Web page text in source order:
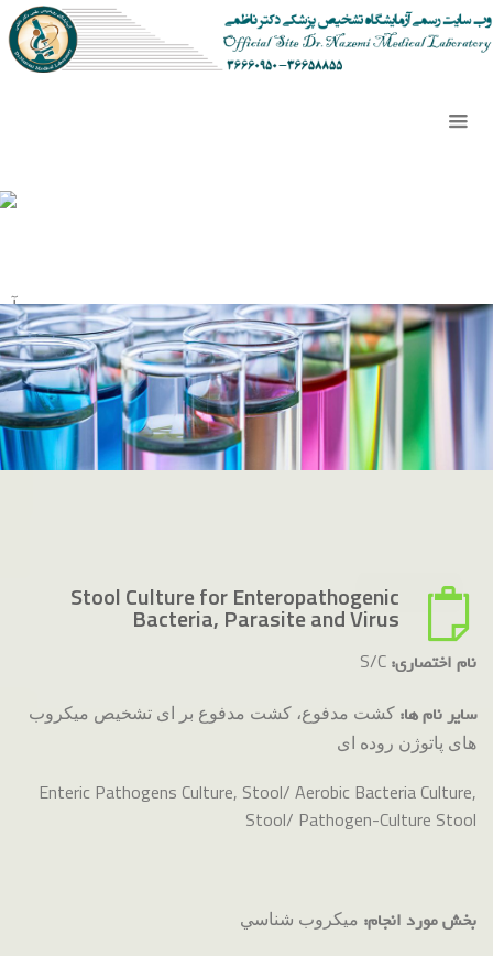
Stool Culture for Enteropathogenic
Bacteria, Parasite and Virus
نام اختصاری: S/C
سایر نام ها: كشت مدفوع، کشت مدفوع بر ای تشخیص میکروب
های پاتوژن روده ای
Enteric Pathogens Culture, Stool/ Aerobic Bacteria Culture,
Stool/ Pathogen-Culture Stool
بخش مورد انجام: ميكروب شناسي